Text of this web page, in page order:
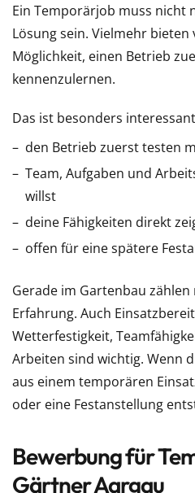
Ein Temporärjob muss nicht
Lösung sein. Vielmehr bieten
Möglichkeit, einen Betrieb
kennenzulernen.
Das ist besonders
den Betrieb zuerst testen
Team, Aufgaben und
willst
deine Fähigkeiten direkt
offen für eine spätere
Gerade im Gartenbau
Erfahrung. Auch
Wetterfestigkeit,
Arbeiten sind wichtig. Wenn
aus einem temporären
oder eine Festanstellung
Bewerbung für
Gärtner Aargau